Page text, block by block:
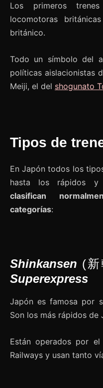
Los primeros
locomotoras
británico.
Todo un símbolo del
políticas aislacionistas
Meiji, el del shogunato
Tipos de
En Japón todos los
hasta los rápidos y
clasifican
categorías:
Shinkansen (新
Superexpress
Japón es famosa por
Son los más rápidos de
Están operados por
Railways y usan tanto